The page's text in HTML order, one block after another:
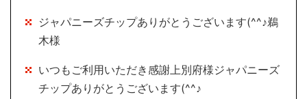
ジャパニーズチップありがとうございます(^^♪鵜
木様
いつもご利用いただき感謝上別府様ジャパニーズ
チップありがとうございます(^^♪